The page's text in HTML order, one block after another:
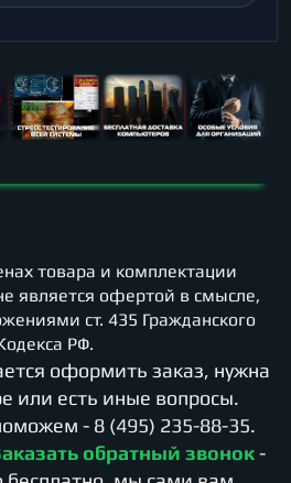
товара и комплектации
является офертой в смысле,
ст. 435 Гражданского
РФ.
оформить заказ, нужна
или есть иные вопросы.
- 8 (495) 235-88-35.
обратный звонок -